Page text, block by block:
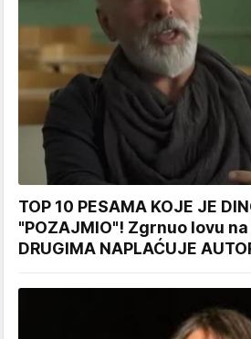
TOP 10 PESAMA KOJE JE
"POZAJMIO"! Zgrnuo lovu
DRUGIMA NAPLAĆUJE